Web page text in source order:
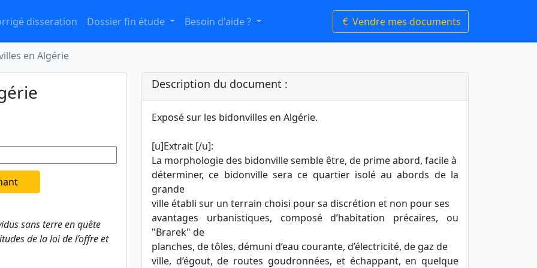
disseration Dossier fin étude Besoin d'aide ? Vendre mes documents
en Algérie
sans terre en quête
de la loi de l’offre et
Description du document :
Exposé sur les bidonvilles en Algérie.
[u]Extrait [/u]:
La morphologie des bidonville semble être, de prime abord, facile à
déterminer, ce bidonville sera ce quartier isolé au abords de la
grande
ville établi sur un terrain choisi pour sa discrétion et non pour ses
avantages urbanistiques, composé d’habitation précaires, ou
"Brarek" de
planches, de tôles, démuni d’eau courante, d’électricité, de gaz de
ville, d’égout, de routes goudronnées, et échappant, en quelque